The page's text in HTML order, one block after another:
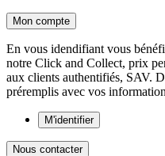
Mon compte
En vous idendifiant vous
notre Click and Collect, prix
aux clients authentifiés, SAV.
préremplis avec vos
M'identifier
Nous contacter